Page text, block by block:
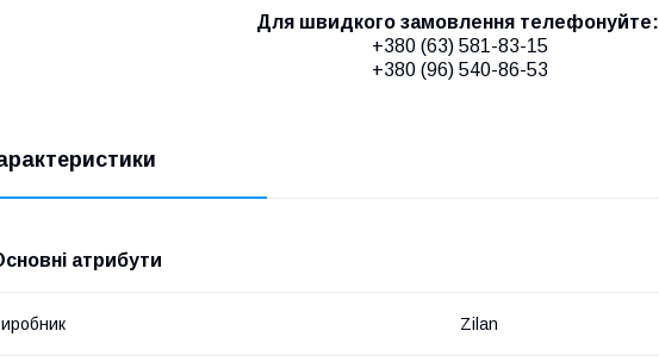
Для швидкого замовлення телефонуйте:
+380 (63) 581-83-15
+380 (96) 540-86-53
атрибути
Zilan